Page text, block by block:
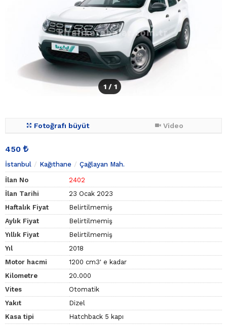
1 / 1
Fotoğrafı büyüt Video
450
İstanbul Kağıthane Çağlayan Mah.
İlan No
2402
İlan Tarihi
23 Ocak 2023
Haftalık Fiyat
Belirtilmemiş
Aylık Fiyat
Belirtilmemiş
Yıllık Fiyat
Belirtilmemiş
Yıl
2018
Motor hacmi
1200 cm3' e kadar
Kilometre
20.000
Vites
Otomatik
Yakıt
Dizel
Kasa tipi
Hatchback 5 kapı